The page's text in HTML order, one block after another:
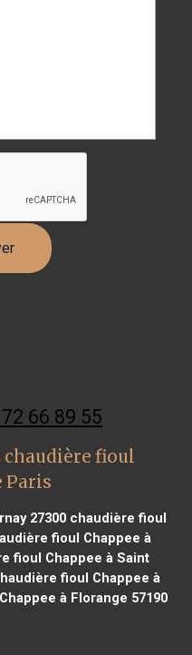
66 89 55
fioul
Paris
27300 chaudière fioul
fioul Chappee à
fioul Chappee à Saint
fioul Chappee à
à Florange 57190